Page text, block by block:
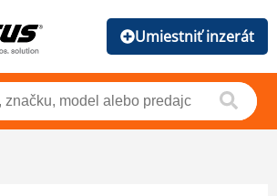
Umiestniť inzerát